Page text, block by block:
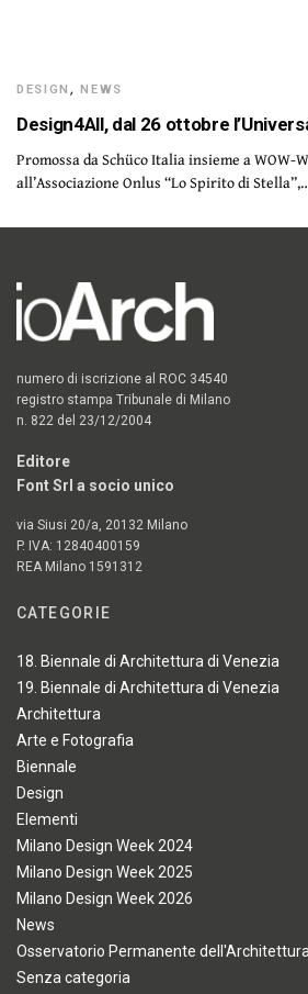
DESIGN ,NEWS
Design4All, dal 26 ottobre
Promossa da Schüco Italia insieme a WOW-
all’Associazione Onlus “Lo Spirito di
numero di iscrizione al ROC 34540
registro stampa Tribunale di Milano
n. 822 del 23/12/2004
Editore
Font Srl a socio unico
via Siusi 20/a, 20132 Milano
P. IVA: 12840400159
REA Milano 1591312
CATEGORIE
18. Biennale di Architettura di Venezia
19. Biennale di Architettura di Venezia
Architettura
Arte e Fotografia
Biennale
Design
Elementi
Milano Design Week 2024
Milano Design Week 2025
Milano Design Week 2026
News
Osservatorio Permanente
Senza categoria